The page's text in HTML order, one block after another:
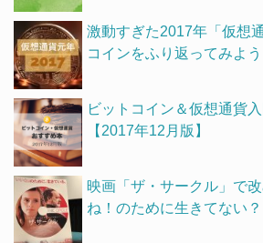
激動すぎた2017年「仮想
コインをふり返ってみよう
ビットコイン＆仮想通貨
【2017年12月版】
映画「ザ・サークル」で
ね！のために生きてない？